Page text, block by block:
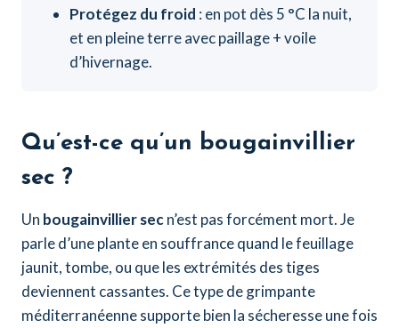
Protégez du froid : en pot dès 5 °C la nuit,
et en pleine terre avec paillage + voile
d’hivernage.
Qu’est-ce qu’un bougainvillier
sec ?
Un bougainvillier secn’est pas forcément mort. Je
parle d’une plante en souffrance quand le feuillage
jaunit, tombe, ou que les extrémités des tiges
deviennent cassantes. Ce type de grimpante
méditerranéenne supporte bien la sécheresse une fois